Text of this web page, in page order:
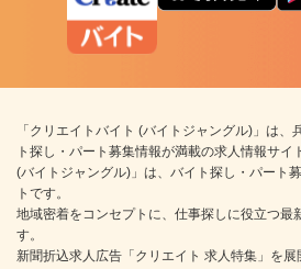
「クリエイトバイト (バイトジャングル)」は、
ト探し・パート募集情報が満載の求人情報サイ
(バイトジャングル)」は、バイト探し・パート
トです。
地域密着をコンセプトに、仕事探しに役立つ最
す。
新聞折込求人広告「クリエイト 求人特集」を